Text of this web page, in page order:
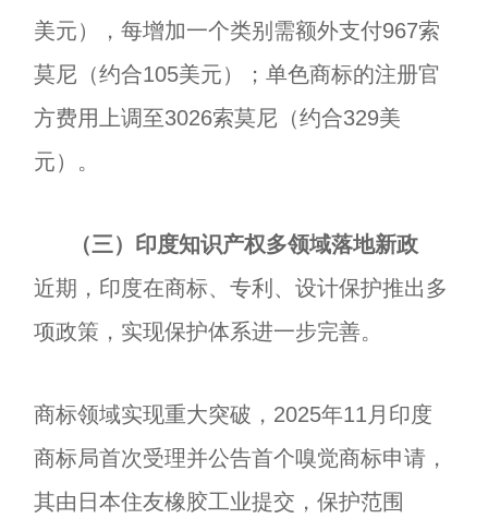
美元），每增加一个类别需额外支付967索
莫尼（约合105美元）；单色商标的注册官
方费用上调至3026索莫尼（约合329美
元）。
（三）印度知识产权多领域落地新政
近期，印度在商标、专利、设计保护推出多
项政策，实现保护体系进一步完善。
商标领域实现重大突破，2025年11月印度
商标局首次受理并公告首个嗅觉商标申请，
其由日本住友橡胶工业提交，保护范围